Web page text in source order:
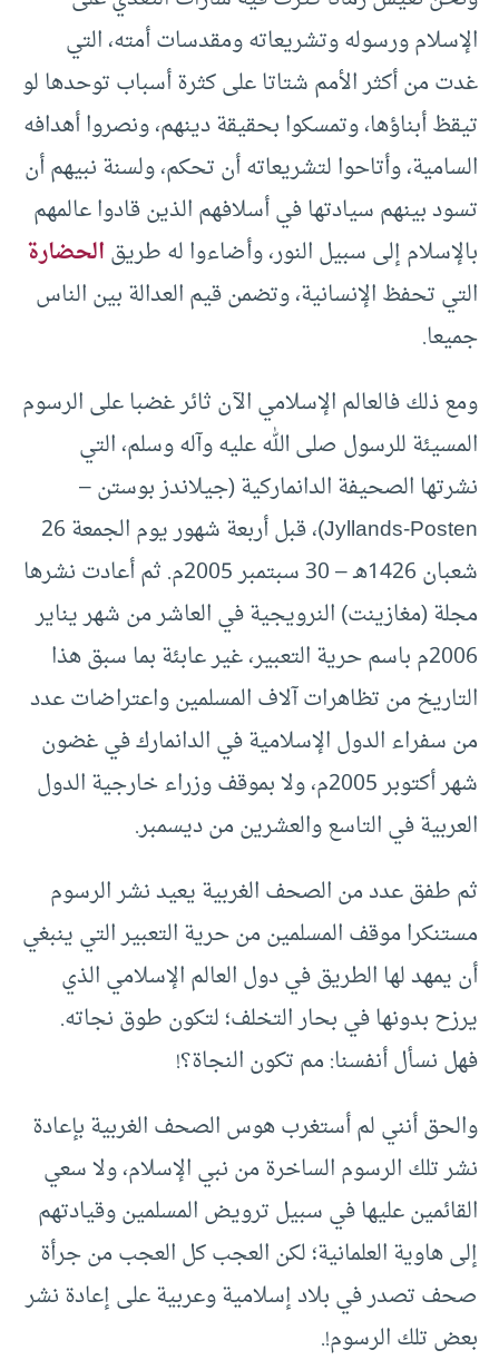
الإسلام ورسوله وتشريعاته ومقدسات أمته، التي
غدت من أكثر الأمم شتاتا على كثرة أسباب توحدها لو
تيقظ أبناؤها، وتمسكوا بحقيقة دينهم، ونصروا أهدافه
السامية، وأتاحوا لتشريعاته أن تحكم، ولسنة نبيهم أن
تسود بينهم سيادتها في أسلافهم الذين قادوا عالمهم
بالإسلام إلى سبيل النور، وأضاءوا له طريقالحضارة
التي تحفظ الإنسانية، وتضمن قيم العدالة بين الناس
جميعا.
ومع ذلك فالعالم الإسلامي الآن ثائر غضبا على الرسوم
المسيئة للرسول صلى الله عليه وآله وسلم، التي
نشرتها الصحيفة الدانماركية (جيلاندز بوستن –
Jyllands-Posten)، قبل أربعة شهور يوم الجمعة 26
شعبان 1426هـ – 30 سبتمبر 2005م. ثم أعادت نشرها
مجلة (مغازينت) النرويجية في العاشر من شهر يناير
2006م باسم حرية التعبير، غير عابئة بما سبق هذا
التاريخ من تظاهرات آلاف المسلمين واعتراضات عدد
من سفراء الدول الإسلامية في الدانمارك في غضون
شهر أكتوبر 2005م، ولا بموقف وزراء خارجية الدول
العربية في التاسع والعشرين من ديسمبر.
ثم طفق عدد من الصحف الغربية يعيد نشر الرسوم
مستنكرا موقف المسلمين من حرية التعبير التي ينبغي
أن يمهد لها الطريق في دول العالم الإسلامي الذي
يرزح بدونها في بحار التخلف؛ لتكون طوق نجاته.
فهل نسأل أنفسنا: مم تكون النجاة؟!
والحق أنني لم أستغرب هوس الصحف الغربية بإعادة
نشر تلك الرسوم الساخرة من نبي الإسلام، ولا سعي
القائمين عليها في سبيل ترويض المسلمين وقيادتهم
إلى هاوية العلمانية؛ لكن العجب كل العجب من جرأة
صحف تصدر في بلاد إسلامية وعربية على إعادة نشر
بعض تلك الرسوم!.